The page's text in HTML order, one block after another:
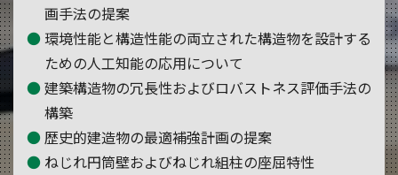
画手法の提案
環境性能と構造性能の両立された構造物を設計する
ための人工知能の応用について
建築構造物の冗長性およびロバストネス評価手法の
構築
歴史的建造物の最適補強計画の提案
ねじれ円筒壁およびねじれ組柱の座屈特性